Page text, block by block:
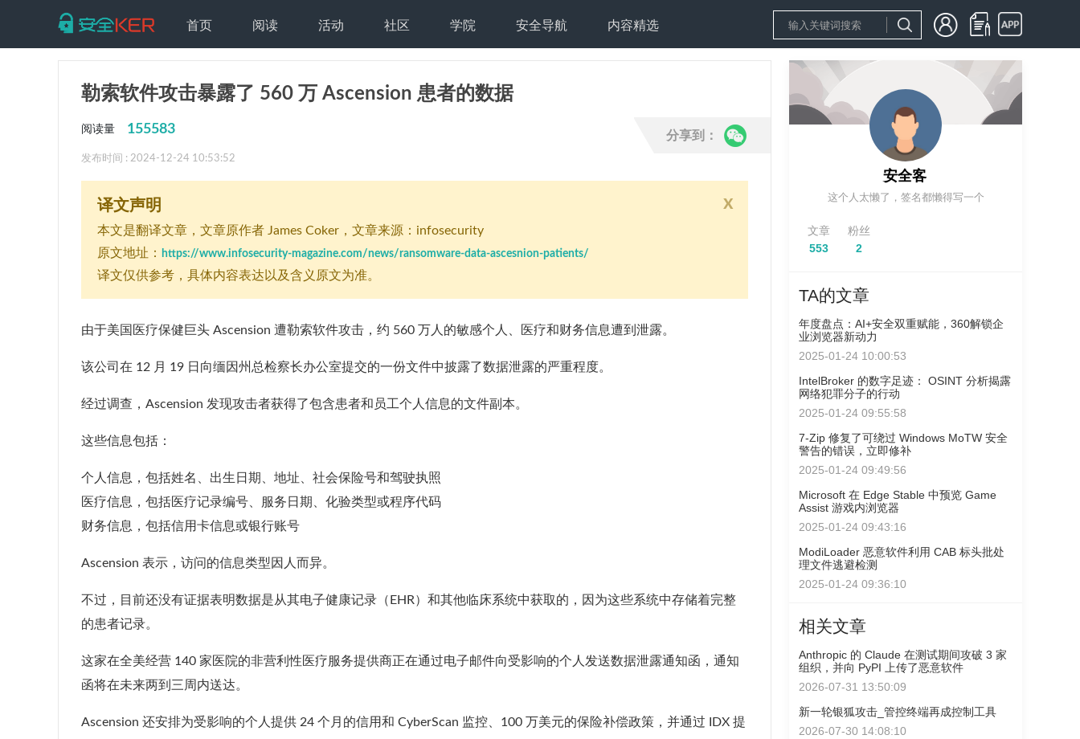
首页 阅读 活动 社区 学院 安全导航 内容精选
勒索软件攻击暴露了 560 万 Ascension 患者的数据
阅读量 155583
发布时间 : 2024-12-24 10:53:52
x
译文声明
本文是翻译文章 ，文章原作者 James Coker ，文章来源：infosecurity
原文地址：
https://www.infosecurity-magazine.com/news/ransomware-data-ascesnion-patients/
译文仅供参考，具体内容表达以及含义原文为准。
由于美国医疗保健巨头 Ascension 遭勒索软件攻击，约 560 万人的敏感个人、医疗和财务信息遭到泄露。
该公司在 12 月 19 日向缅因州总检察长办公室提交的一份文件中披露了数据泄露的严重程度。
经过调查，Ascension 发现攻击者获得了包含患者和员工个人信息的文件副本。
这些信息包括：
个人信息，包括姓名、出生日期、地址、社会保险号和驾驶执照
医疗信息，包括医疗记录编号、服务日期、化验类型或程序代码
财务信息，包括信用卡信息或银行账号
Ascension 表示，访问的信息类型因人而异。
不过，目前还没有证据表明数据是从其电子健康记录（EHR）和其他临床系统中获取的，因为这些系统中存储着完整
的患者记录。
这家在全美经营 140 家医院的非营利性医疗服务提供商正在通过电子邮件向受影响的个人发送数据泄露通知函，通知
函将在未来两到三周内送达。
Ascension 还安排为受影响的个人提供 24 个月的信用和 CyberScan 监控、100 万美元的保险补偿政策，并通过 IDX 提
分享到：
安全客
这个人太懒了，签名都懒得写一个
文章
553
粉丝
2
TA的文章
年度盘点：AI+安全双重赋能，360解锁企
业浏览器新动力
2025-01-24 10:00:53
IntelBroker 的数字足迹： OSINT 分析揭露
网络犯罪分子的行动
2025-01-24 09:55:58
7-Zip 修复了可绕过 Windows MoTW 安全
警告的错误，立即修补
2025-01-24 09:49:56
Microsoft 在 Edge Stable 中预览 Game
Assist 游戏内浏览器
2025-01-24 09:43:16
ModiLoader 恶意软件利用 CAB 标头批处
理文件逃避检测
2025-01-24 09:36:10
相关文章
Anthropic 的 Claude 在测试期间攻破 3 家
组织，并向 PyPI 上传了恶意软件
2026-07-31 13:50:09
新一轮银狐攻击_管控终端再成控制工具
2026-07-30 14:08:10